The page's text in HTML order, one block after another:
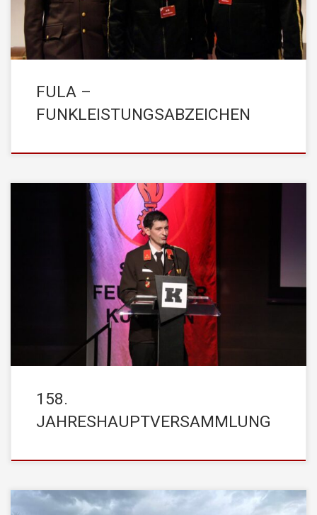
FULA –
FUNKLEISTUNGSABZEICHEN
Am Freitag, den 09. Februar 2024 fand die 158.
Jahreshauptversammlung der STADTFEUERWEHR Kufstein
statt. Es konnten dabei zahlreiche Ehrengäste aus Politik,
Verwaltung und weiteren Blaulichtorganisationen begrüßt werden.
Im Jahr 2023 wurde die STADTFEUERWEHR Kufstein zu 349
Einsätzen alarmiert und es fanden insgesamt 99 Übungen statt.
Nach Abschluss seines Berichtes bedankte […]
158.
JAHRESHAUPTVERSAMMLUNG